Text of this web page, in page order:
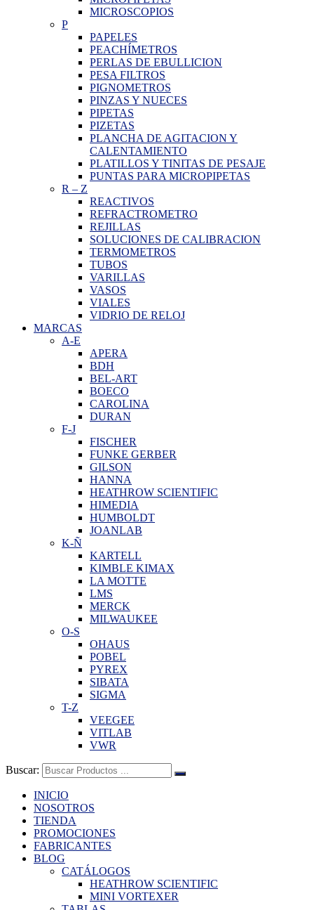
MICROSCOPIOS
P
PAPELES
PEACHÍMETROS
PERLAS DE EBULLICION
PESA FILTROS
PIGNOMETROS
PINZAS Y NUECES
PIPETAS
PIZETAS
PLANCHA DE AGITACION Y
CALENTAMIENTO
PLATILLOS Y TINITAS DE PESAJE
PUNTAS PARA MICROPIPETAS
R – Z
REACTIVOS
REFRACTROMETRO
REJILLAS
SOLUCIONES DE CALIBRACION
TERMOMETROS
TUBOS
VARILLAS
VASOS
VIALES
VIDRIO DE RELOJ
MARCAS
A-E
APERA
BDH
BEL-ART
BOECO
CAROLINA
DURAN
F-J
FISCHER
FUNKE GERBER
GILSON
HANNA
HEATHROW SCIENTIFIC
HIMEDIA
HUMBOLDT
JOANLAB
K-Ñ
KARTELL
KIMBLE KIMAX
LA MOTTE
LMS
MERCK
MILWAUKEE
O-S
OHAUS
POBEL
PYREX
SIBATA
SIGMA
T-Z
VEEGEE
VITLAB
VWR
Buscar:
INICIO
NOSOTROS
TIENDA
PROMOCIONES
FABRICANTES
BLOG
CATÁLOGOS
HEATHROW SCIENTIFIC
MINI VORTEXER